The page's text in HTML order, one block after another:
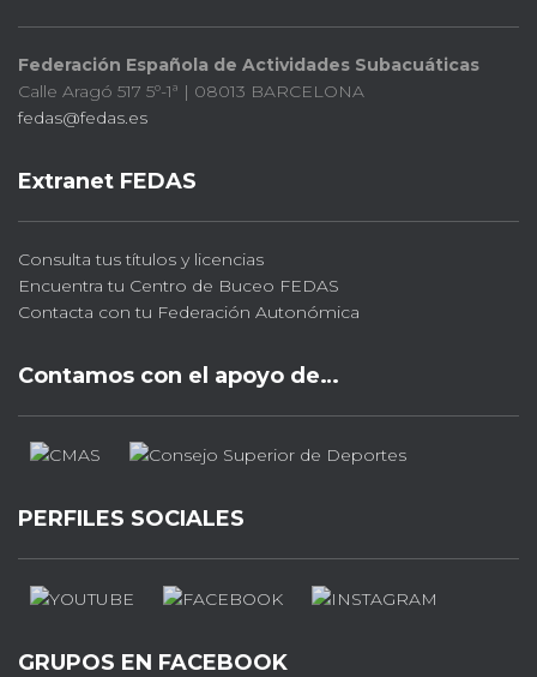
Federación Española de Actividades Subacuáticas
Calle Aragó 517 5º-1ª | 08013 BARCELONA
fedas@fedas.es
Extranet FEDAS
Consulta tus títulos y licencias
Encuentra tu Centro de Buceo FEDAS
Contacta con tu Federación Autonómica
Contamos con el apoyo de…
PERFILES SOCIALES
GRUPOS EN FACEBOOK